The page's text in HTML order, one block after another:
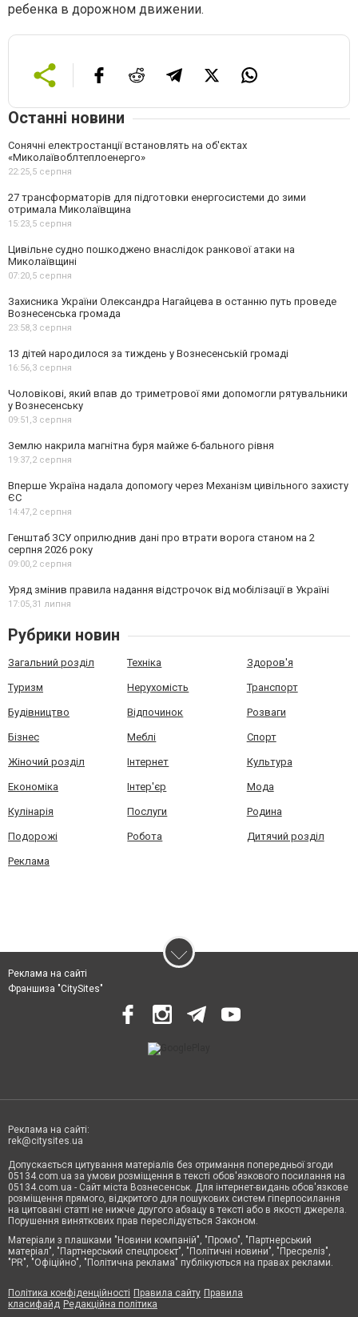
ребенка в дорожном движении.
Останні новини
Сонячні електростанції встановлять на об'єктах
«Миколаївоблтеплоенерго»
22:25,5 серпня
27 трансформаторів для підготовки енергосистеми до зими
отримала Миколаївщина
15:23,5 серпня
Цивільне судно пошкоджено внаслідок ранкової атаки на
Миколаївщині
07:20,5 серпня
Захисника України Олександра Нагайцева в останню путь проведе
Вознесенська громада
23:58,3 серпня
13 дітей народилося за тиждень у Вознесенській громаді
16:56,3 серпня
Чоловікові, який впав до триметрової ями допомогли рятувальники
у Вознесенську
09:51,3 серпня
Землю накрила магнітна буря майже 6-бального рівня
19:37,2 серпня
Вперше Україна надала допомогу через Механізм цивільного захисту
ЄС
14:47,2 серпня
Генштаб ЗСУ оприлюднив дані про втрати ворога станом на 2
серпня 2026 року
09:00,2 серпня
Уряд змінив правила надання відстрочок від мобілізації в Україні
17:05,31 липня
Рубрики новин
Загальний розділ Техніка Здоров'я
Туризм Нерухомість Транспорт
Будівництво Відпочинок Розваги
Бізнес Меблі Спорт
Жіночий розділ Інтернет Культура
Економіка Інтер'єр Мода
Кулінарія Послуги Родина
Подорожі Робота Дитячий розділ
Реклама
Реклама на сайті
Франшиза "CitySites"
Реклама на сайті:
rek@citysites.ua
Допускається цитування матеріалів без отримання попередньої згоди
05134.com.ua за умови розміщення в тексті обов'язкового посилання на
05134.com.ua - Сайт міста Вознесенськ. Для інтернет-видань обов'язкове
розміщення прямого, відкритого для пошукових систем гіперпосилання
на цитовані статті не нижче другого абзацу в тексті або в якості джерела.
Порушення виняткових прав переслідується Законом.
Матеріали з плашками "Новини компаній", "Промо", "Партнерський
матеріал", "Партнерський спецпроєкт", "Політичні новини", "Пресреліз",
"PR", "Офіційно", "Політична реклама" публікуються на правах реклами.
Політика конфіденційності Правила сайту Правила
класифайд Редакційна політика